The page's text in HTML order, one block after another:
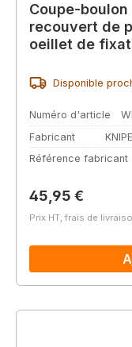
Coupe-
recouvert de
oeillet de
Disponible
Numéro d'article
Fabricant
Référence fabricant
Prix régulier :
45,95 €
Prix HT, frais de